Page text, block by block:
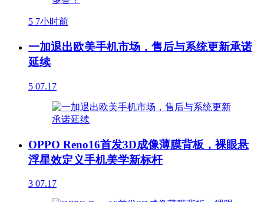
5 7小时前
一加退出欧美手机市场，售后与系统更新承诺
延续
5 07.17
OPPO Reno16首发3D成像薄膜背板，裸眼悬
浮星效定义手机美学新标杆
3 07.17